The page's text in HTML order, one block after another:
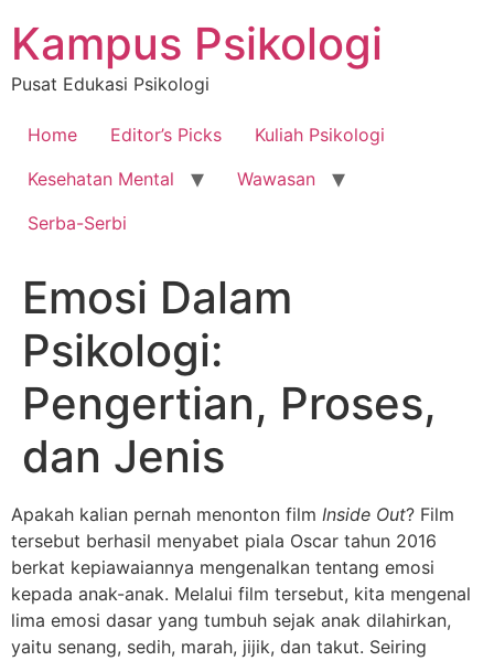
content
Kampus Psikologi
Pusat Edukasi Psikologi
Home Editor’s Picks
Kuliah Psikologi
Kesehatan Mental
Wawasan
Serba-Serbi
Emosi Dalam
Psikologi:
Pengertian, Proses,
dan Jenis
Apakah kalian pernah menonton film Inside Out? Film
tersebut berhasil menyabet piala Oscar tahun 2016
berkat kepiawaiannya mengenalkan tentang emosi
kepada anak-anak. Melalui film tersebut, kita mengenal
lima emosi dasar yang tumbuh sejak anak dilahirkan,
yaitu senang, sedih, marah, jijik, dan takut. Seiring